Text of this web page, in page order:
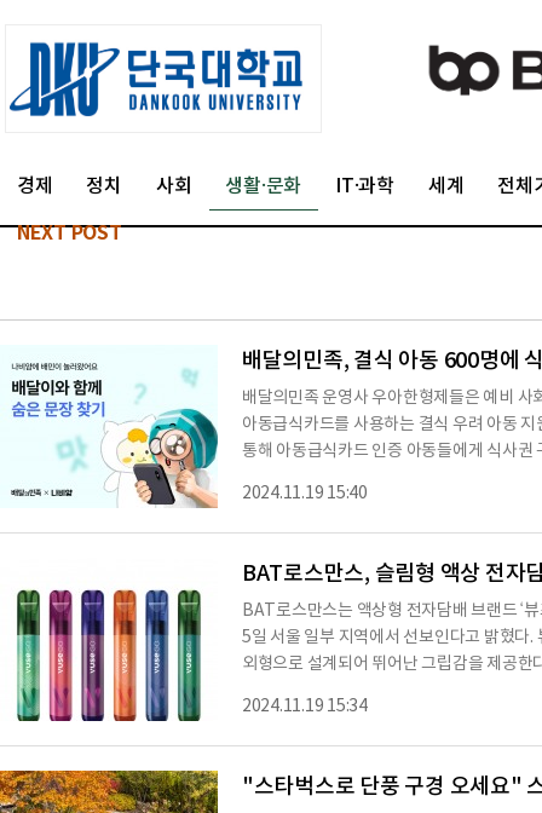
경제 정치 사회 생활·문화 IT·과학 세계 전체
NEXT POST
배달의민족, 결식 아동 600명에
배달의민족 운영사 우아한형제들은 예비
아동급식카드를 사용하는 결식 우려 아동
통해 아동급식카드 인증 아동들에게 식사권
카드를 제공한다. 해당 카드는 나비얌 앱 내
과 식사지원 가게를 연결하는 앱 서비스로,
2024.11.19 15:40
BAT로스만스, 슬림형 액상 전자
BAT로스만스는 액상형 전자담배 브랜드 ‘
5일 서울 일부 지역에서 선보인다고 밝혔다. 뷰즈 고 슬림은 연초 사용자들이 익숙한 슬림한
외형으로 설계되어 뛰어난 그립감을 제공
에서 달콤한 조합까지 다양한 취향을 만족
맛을 원하는 소비자들이 버튼을 눌러 즉각
2024.11.19 15:34
"스타벅스로 단풍 구경 오세요"